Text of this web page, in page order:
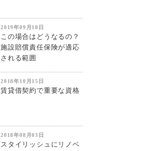
2019年09月18日
この場合はどうなるの？
施設賠償責任保険が適応
される範囲
2018年10月15日
賃貸借契約で重要な資格
2018年08月03日
スタイリッシュにリノベ